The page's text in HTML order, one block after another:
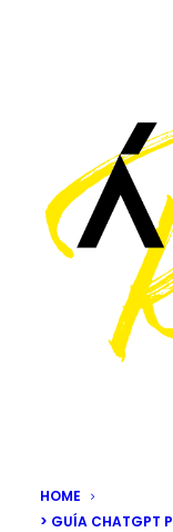
HOME
> GUÍA CHATGPT
new
of our
31/05/2014
últimos días,